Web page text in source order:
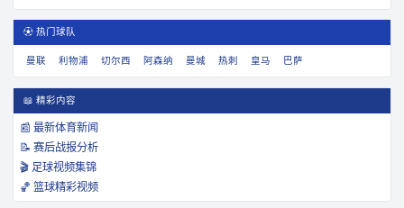
⚽ 热门球队
曼联 利物浦 切尔西 阿森纳 曼城 热刺 皇马 巴萨
📖 精彩内容
📰 最新体育新闻
📝 赛后战报分析
🎬 足球视频集锦
🏀 篮球精彩视频